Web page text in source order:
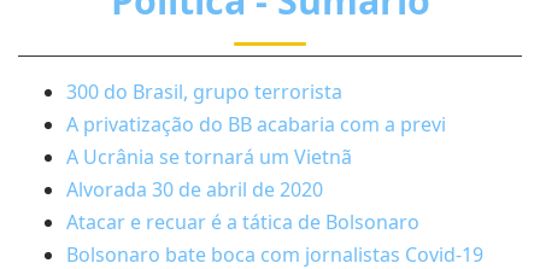
300 do Brasil, grupo terrorista
A privatização do BB acabaria com a previ
A Ucrânia se tornará um Vietnã
Alvorada 30 de abril de 2020
Atacar e recuar é a tática de Bolsonaro
Bolsonaro bate boca com jornalistas Covid-19